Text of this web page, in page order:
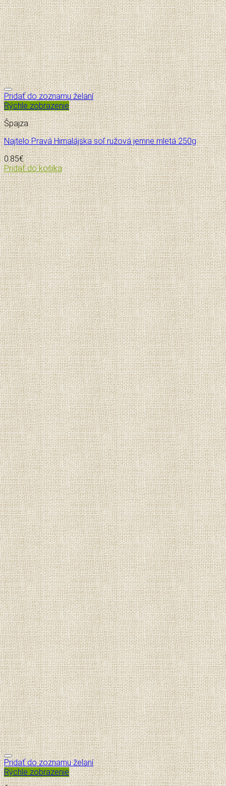
Pridať do zoznamu želaní
Rýchle zobrazenie
Špajza
Najtelo Pravá Himalájska soľ ružová jemne mletá 250g
0.85€
Pridať do košíka
Pridať do zoznamu želaní
Rýchle zobrazenie